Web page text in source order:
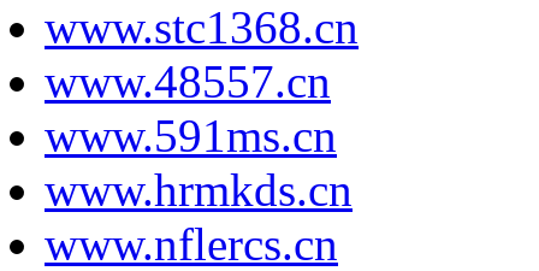
www.stc1368.cn
www.48557.cn
www.591ms.cn
www.hrmkds.cn
www.nflercs.cn